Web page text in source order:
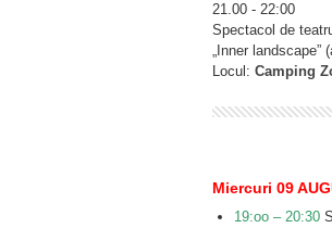
21.00 ‐ 22:00
Spectacol de
„Inner
Locul: Camping
Miercuri 09
19:oo – 20:30